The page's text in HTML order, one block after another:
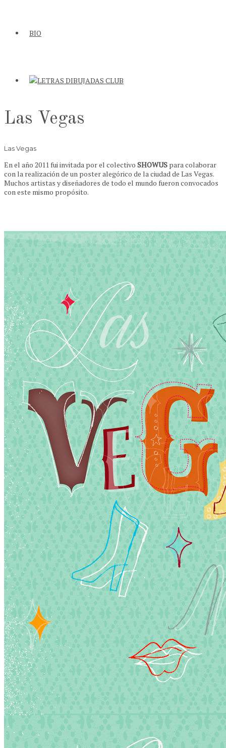
BIO
Las Vegas
Las Vegas
En el año 2011 fui invitada por el colectivo SHOWUS para colaborar
con la realización de un poster alegórico de la ciudad de Las Vegas.
Muchos artistas y diseñadores de todo el mundo fueron convocados
con este mismo propósito.